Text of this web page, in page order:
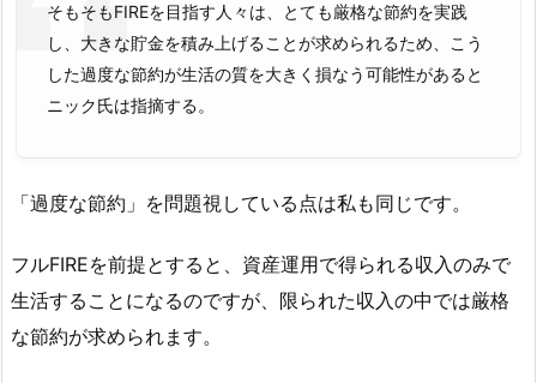
そもそもFIREを目指す人々は、とても厳格な節約を実践
し、大きな貯金を積み上げることが求められるため、こう
した過度な節約が生活の質を大きく損なう可能性があると
ニック氏は指摘する。
「過度な節約」を問題視している点は私も同じです。
フルFIREを前提とすると、資産運用で得られる収入のみで
生活することになるのですが、限られた収入の中では厳格
な節約が求められます。